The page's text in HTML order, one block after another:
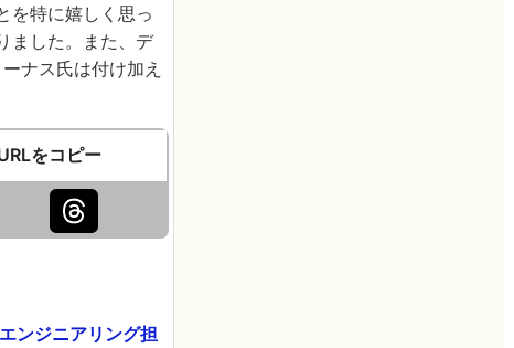
を特に嬉しく思っ
ました。また、デ
ナス氏は付け加え
をコピー
ンジニアリング担